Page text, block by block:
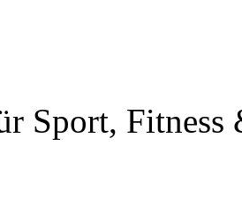
Sport, Fitness